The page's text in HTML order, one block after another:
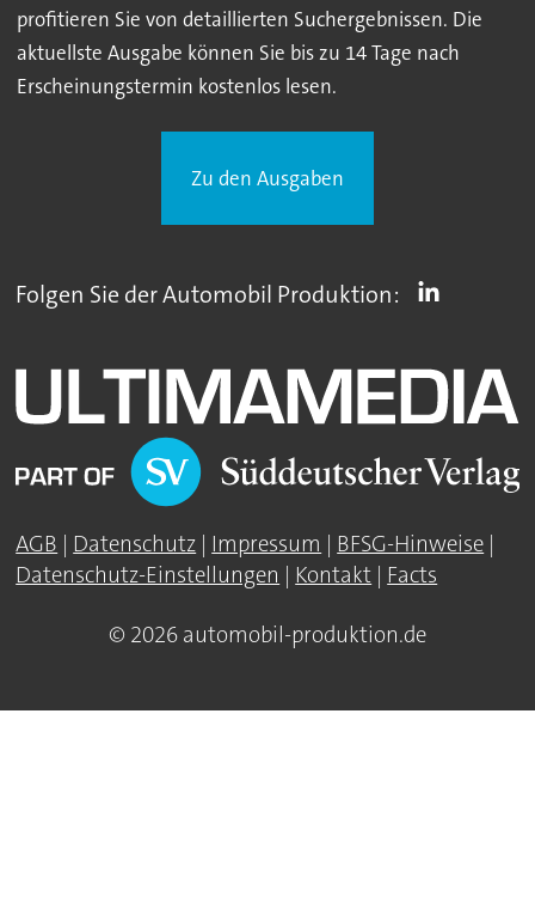
profitieren Sie von detaillierten Suchergebnissen. Die
aktuellste Ausgabe können Sie bis zu 14 Tage nach
Erscheinungstermin kostenlos lesen.
Zu den Ausgaben
Folgen Sie der Automobil Produktion:
AGB | Datenschutz | Impressum | BFSG-Hinweise |
Datenschutz-Einstellungen | Kontakt | Facts
© 2026 automobil-produktion.de